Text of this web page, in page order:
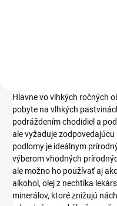
Hlavne vo vlhkých ročných
pobyte na vlhkých
podráždením chodidiel a
ale vyžaduje
podlomy je ideálnym
výberom vhodných
ale možno ho používať aj
alkohol, olej z nechtíka
minerálov, ktoré znižujú